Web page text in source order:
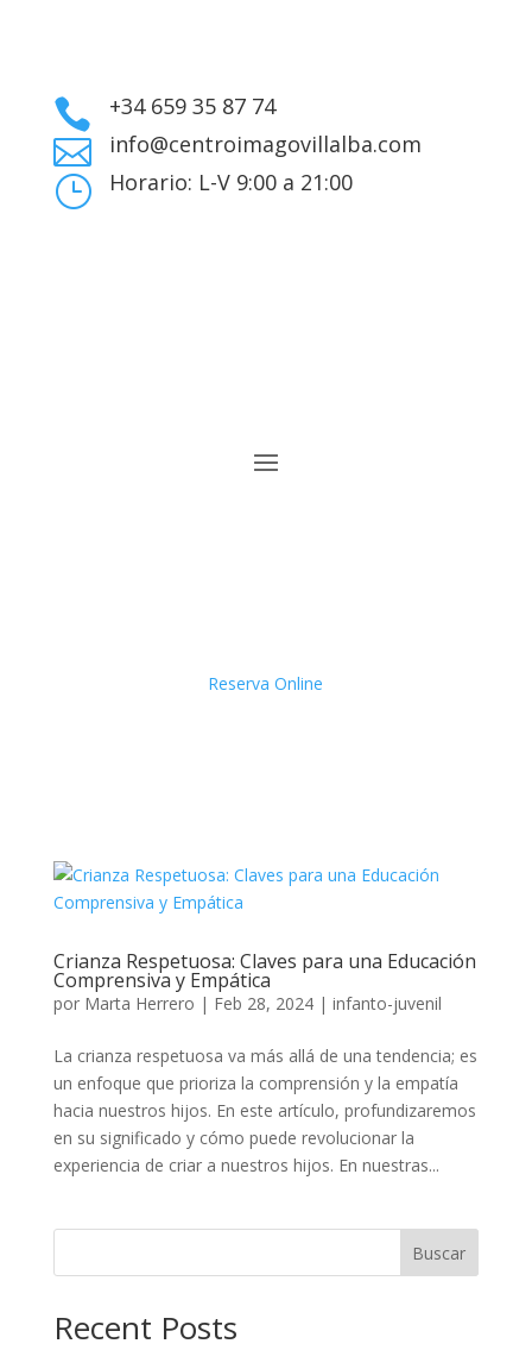
 +34 659 35 87 74
 info@centroimagovillalba.com
} Horario: L-V 9:00 a 21:00
Reserva Online
Crianza Respetuosa: Claves para una Educación
Comprensiva y Empática
por Marta Herrero | Feb 28, 2024| infanto-juvenil
La crianza respetuosa va más allá de una tendencia; es
un enfoque que prioriza la comprensión y la empatía
hacia nuestros hijos. En este artículo, profundizaremos
en su significado y cómo puede revolucionar la
experiencia de criar a nuestros hijos. En nuestras...
Buscar
Recent Posts